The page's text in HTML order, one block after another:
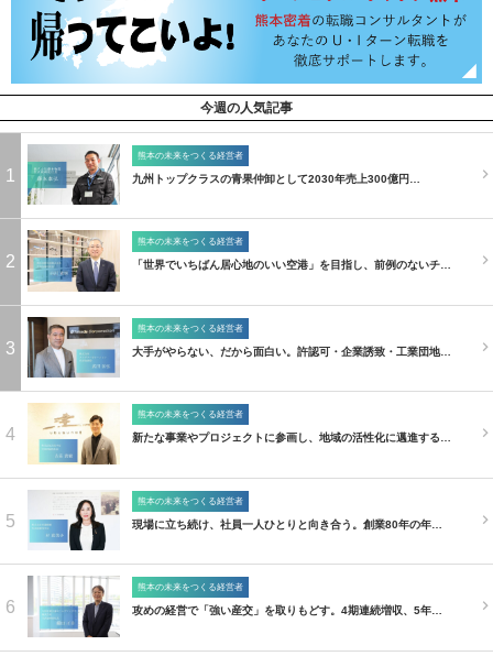
今週の人気記事
1
熊本の未来をつくる経営者
九州トップクラスの青果仲卸として2030年売上300億円…
2
熊本の未来をつくる経営者
「世界でいちばん居心地のいい空港」を目指し、前例のないチ…
3
熊本の未来をつくる経営者
大手がやらない、だから面白い。許認可・企業誘致・工業団地…
4
熊本の未来をつくる経営者
新たな事業やプロジェクトに参画し、地域の活性化に邁進する…
5
熊本の未来をつくる経営者
現場に立ち続け、社員一人ひとりと向き合う。創業80年の年…
6
熊本の未来をつくる経営者
攻めの経営で「強い産交」を取りもどす。4期連続増収、5年…